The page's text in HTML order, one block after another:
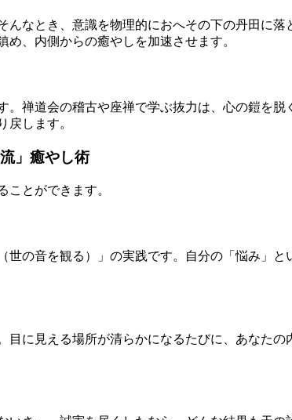
なとき、意識を物理的におへその下の丹田に
、内側からの癒やしを加速させます。
禅道会の稽古や座禅で学ぶ抜力は、心の鎧を
戻します。
」癒やし術
とができます。
の音を観る）」の実践です。自分の「悩み」
に見える場所が清らかになるたびに、あなた